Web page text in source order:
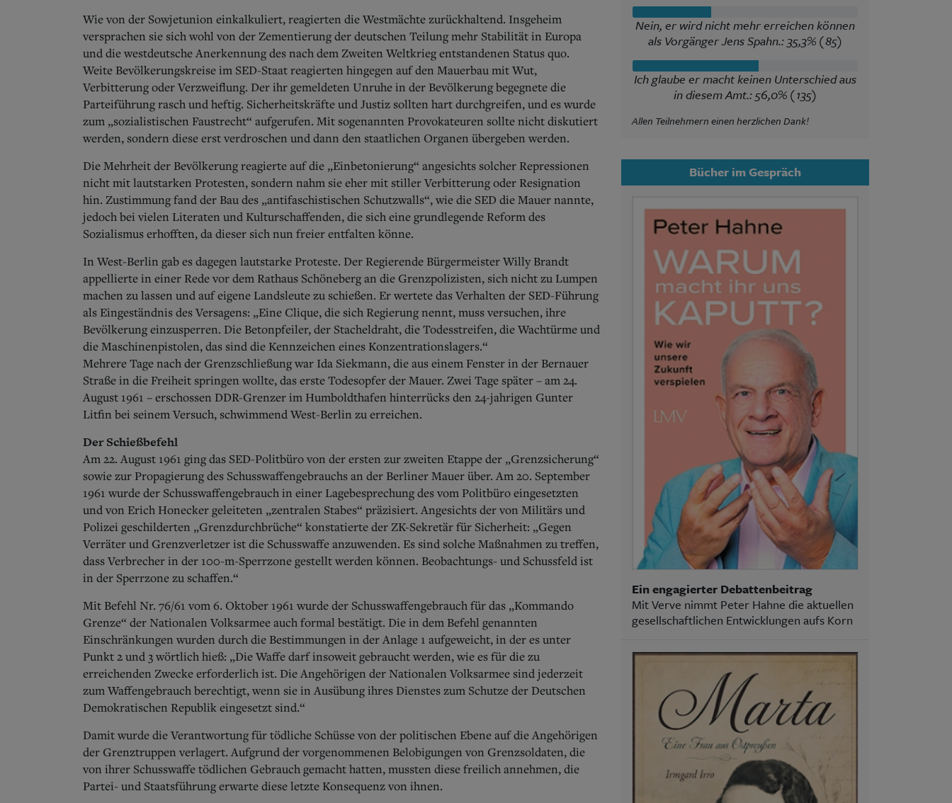
Wie von der Sowjetunion einkalkuliert, reagierten die Westmächte zurückhaltend. Insgeheim
versprachen sie sich wohl von der Zementierung der deutschen Teilung mehr Stabilität in Europa
und die westdeutsche Anerkennung des nach dem Zweiten Weltkrieg entstandenen Status quo.
Weite Bevölkerungskreise im SED-Staat reagierten hingegen auf den Mauerbau mit Wut,
Verbitterung oder Verzweiflung. Der ihr gemeldeten Unruhe in der Bevölkerung begegnete die
Parteiführung rasch und heftig. Sicherheitskräfte und Justiz sollten hart durchgreifen, und es wurde
zum „sozialistischen Faustrecht“ aufgerufen. Mit sogenannten Provokateuren sollte nicht diskutiert
werden, sondern diese erst verdroschen und dann den staatlichen Organen übergeben werden.
Die Mehrheit der Bevölkerung reagierte auf die „Einbetonierung“ angesichts solcher Repressionen
nicht mit lautstarken Protesten, sondern nahm sie eher mit stiller Verbitterung oder Resignation
hin. Zustimmung fand der Bau des „antifaschistischen Schutzwalls“, wie die SED die Mauer nannte,
jedoch bei vielen Literaten und Kulturschaffenden, die sich eine grundlegende Reform des
Sozialismus erhofften, da dieser sich nun freier entfalten könne.
In West-Berlin gab es dagegen lautstarke Proteste. Der Regierende Bürgermeister Willy Brandt
appellierte in einer Rede vor dem Rathaus Schöneberg an die Grenzpolizisten, sich nicht zu Lumpen
machen zu lassen und auf eigene Landsleute zu schießen. Er wertete das Verhalten der SED-Führung
als Eingeständnis des Versagens: „Eine Clique, die sich Regierung nennt, muss versuchen, ihre
Bevölkerung einzusperren. Die Betonpfeiler, der Stacheldraht, die Todesstreifen, die Wachtürme und
die Maschinenpistolen, das sind die Kennzeichen eines Konzentrationslagers.“
Mehrere Tage nach der Grenzschließung war Ida Siekmann, die aus einem Fenster in der Bernauer
Straße in die Freiheit springen wollte, das erste Todesopfer der Mauer. Zwei Tage später – am 24.
August 1961 – erschossen DDR-Grenzer im Humboldthafen hinterrücks den 24-jahrigen Gunter
Litfin bei seinem Versuch, schwimmend West-Berlin zu erreichen.
Der Schießbefehl
Am 22. August 1961 ging das SED-Politbüro von der ersten zur zweiten Etappe der „Grenzsicherung“
sowie zur Propagierung des Schusswaffengebrauchs an der Berliner Mauer über. Am 20. September
1961 wurde der Schusswaffengebrauch in einer Lagebesprechung des vom Politbüro eingesetzten
und von Erich Honecker geleiteten „zentralen Stabes“ präzisiert. Angesichts der von Militärs und
Polizei geschilderten „Grenzdurchbrüche“ konstatierte der ZK-Sekretär für Sicherheit: „Gegen
Verräter und Grenzverletzer ist die Schusswaffe anzuwenden. Es sind solche Maßnahmen zu treffen,
dass Verbrecher in der 100-m-Sperrzone gestellt werden können. Beobachtungs- und Schussfeld ist
in der Sperrzone zu schaffen.“
Mit Befehl Nr. 76/61 vom 6. Oktober 1961 wurde der Schusswaffengebrauch für das „Kommando
Grenze“ der Nationalen Volksarmee auch formal bestätigt. Die in dem Befehl genannten
Einschränkungen wurden durch die Bestimmungen in der Anlage 1 aufgeweicht, in der es unter
Punkt 2 und 3 wörtlich hieß: „Die Waffe darf insoweit gebraucht werden, wie es für die zu
erreichenden Zwecke erforderlich ist. Die Angehörigen der Nationalen Volksarmee sind jederzeit
zum Waffengebrauch berechtigt, wenn sie in Ausübung ihres Dienstes zum Schutze der Deutschen
Demokratischen Republik eingesetzt sind.“
Damit wurde die Verantwortung für tödliche Schüsse von der politischen Ebene auf die Angehörigen
der Grenztruppen verlagert. Aufgrund der vorgenommenen Belobigungen von Grenzsoldaten, die
von ihrer Schusswaffe tödlichen Gebrauch gemacht hatten, mussten diese freilich annehmen, die
Partei- und Staatsführung erwarte diese letzte Konsequenz von ihnen.
Nein, er wird nicht mehr erreichen können
als Vorgänger Jens Spahn.: 35,3% (85)
Ich glaube er macht keinen Unterschied aus
in diesem Amt.: 56,0% (135)
Allen Teilnehmern einen herzlichen Dank!
Bücher im Gespräch
Ein engagierter Debattenbeitrag
Mit Verve nimmt Peter Hahne die aktuellen
gesellschaftlichen Entwicklungen aufs Korn